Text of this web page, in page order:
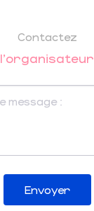
Contactez
l'organisateur
Envoyer